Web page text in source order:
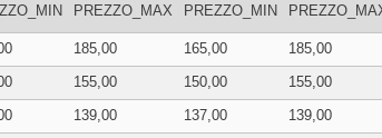
PREZZO_MAX PREZZO_MIN
185,00 165,00 185,00
155,00 150,00 155,00
139,00 137,00 139,00